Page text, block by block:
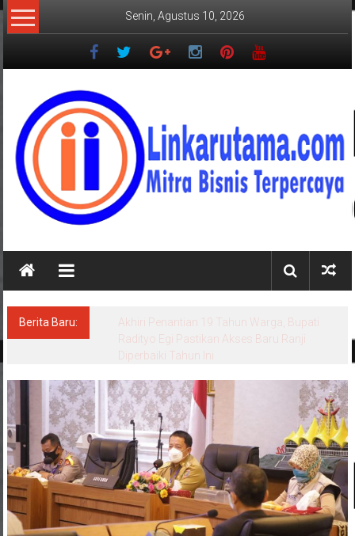
Lompat
ke
Senin, Agustus 10, 2026
LINKARUTAMA.COM
Mitra
Terpercaya
Berita Baru:
Akhiri Penantian 19 Tahun Warga, Bupati
Radityo Egi Pastikan Akses Baru Ranji
Diperbaiki Tahun Ini